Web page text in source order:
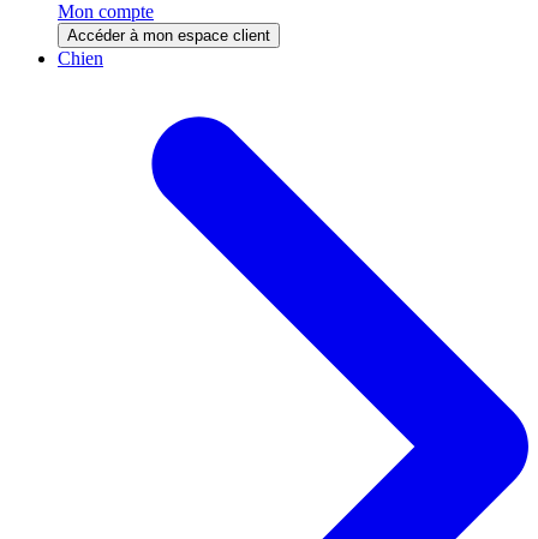
Mon compte
Accéder à mon espace client
Chien